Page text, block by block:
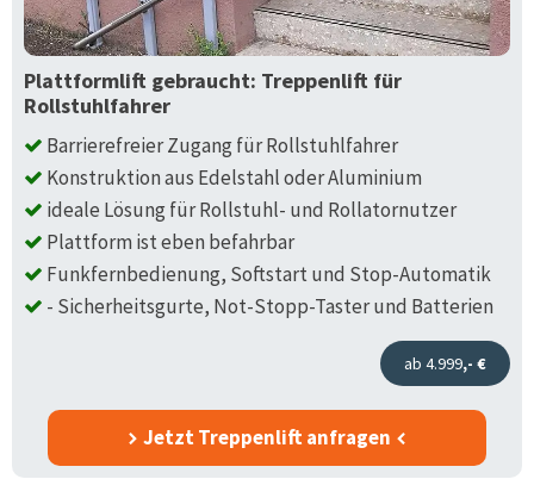
Plattformlift gebraucht: Treppenlift für
Rollstuhlfahrer
Barrierefreier Zugang für Rollstuhlfahrer
Konstruktion aus Edelstahl oder Aluminium
ideale Lösung für Rollstuhl- und Rollatornutzer
Plattform ist eben befahrbar
Funkfernbedienung, Softstart und Stop-Automatik
- Sicherheitsgurte, Not-Stopp-Taster und Batterien
ab 4.999,- €
Jetzt Treppenlift anfragen